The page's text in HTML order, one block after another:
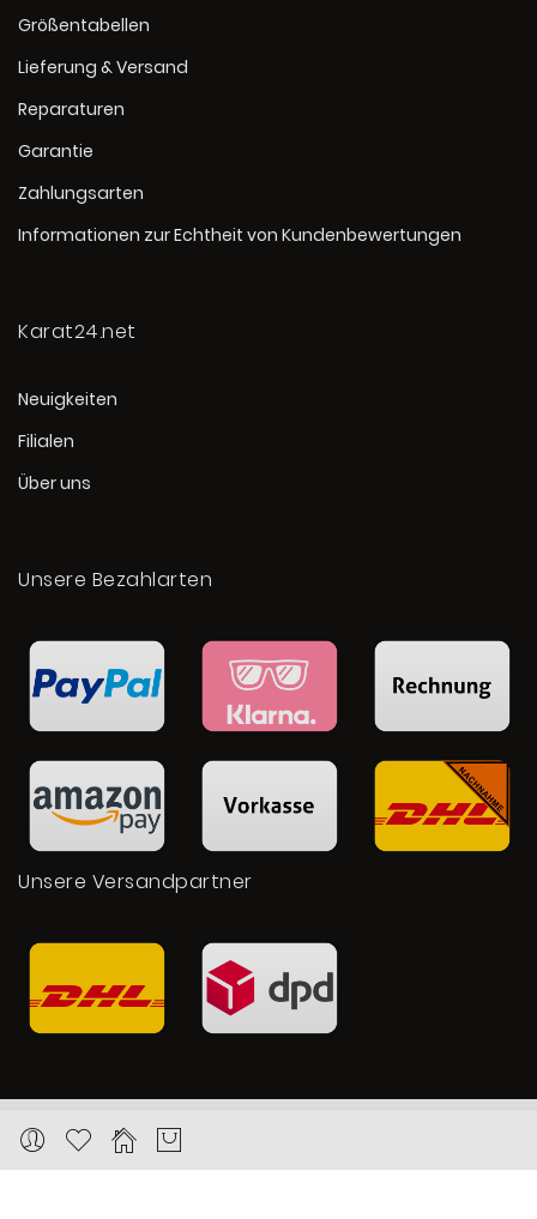
Größentabellen
Lieferung & Versand
Reparaturen
Garantie
Zahlungsarten
Informationen zur Echtheit von Kundenbewertungen
Karat24.net
Neuigkeiten
Filialen
Über uns
Unsere Bezahlarten
Unsere Versandpartner
Copyright © 2026 Karat24.net